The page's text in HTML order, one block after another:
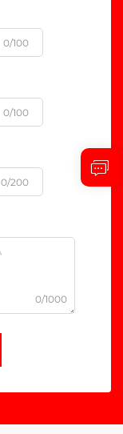
0/100
0/100
0/200
0/1000